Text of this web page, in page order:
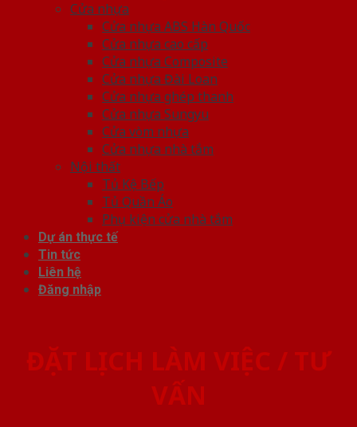
Cửa nhựa
Cửa nhựa ABS Hàn Quốc
Cửa nhựa cao cấp
Cửa nhựa Composite
Cửa nhựa Đài Loan
Cửa nhựa ghép thanh
Cửa nhựa Sungyu
Cửa vòm nhựa
Cửa nhựa nhà tắm
Nội thất
Tủ Kệ Bếp
Tủ Quần Áo
Phụ kiện cửa nhà tắm
Dự án thực tế
Tin tức
Liên hệ
Đăng nhập
ĐẶT LỊCH LÀM VIỆC / TƯ
VẤN